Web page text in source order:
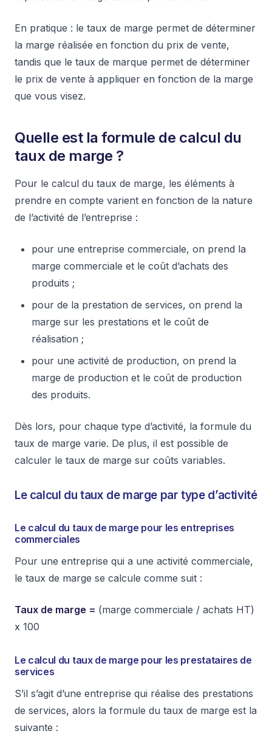
En pratique : le taux de marge permet de déterminer
la marge réalisée en fonction du prix de vente,
tandis que le taux de marque permet de déterminer
le prix de vente à appliquer en fonction de la marge
que vous visez.
Quelle est la formule de calcul du
taux de marge ?
Pour le calcul du taux de marge, les éléments à
prendre en compte varient en fonction de la nature
de l’activité de l’entreprise :
pour une entreprise commerciale, on prend la
marge commerciale et le coût d’achats des
produits ;
pour de la prestation de services, on prend la
marge sur les prestations et le coût de
réalisation ;
pour une activité de production, on prend la
marge de production et le coût de production
des produits.
Dès lors, pour chaque type d’activité, la formule du
taux de marge varie. De plus, il est possible de
calculer le taux de marge sur coûts variables.
Le calcul du taux de marge par type d’activité
Le calcul du taux de marge pour les entreprises
commerciales
Pour une entreprise qui a une activité commerciale,
le taux de marge se calcule comme suit :
Taux de marge = (marge commerciale / achats HT)
x 100
Le calcul du taux de marge pour les prestataires de
services
S’il s’agit d’une entreprise qui réalise des prestations
de services, alors la formule du taux de marge est la
suivante :